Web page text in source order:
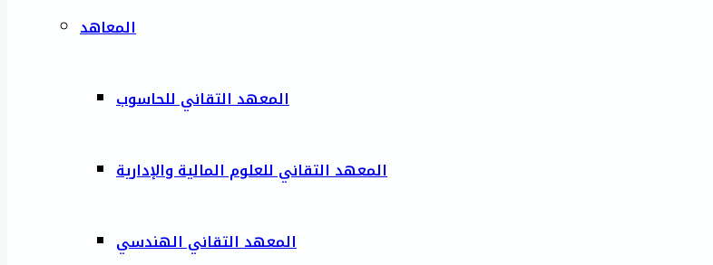
المعاهد
المعهد التقاني للحاسوب
المعهد التقاني للعلوم المالية والإدارية
المعهد التقاني الهندسي